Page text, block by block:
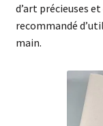
d’art précieuses
recommandé
main.